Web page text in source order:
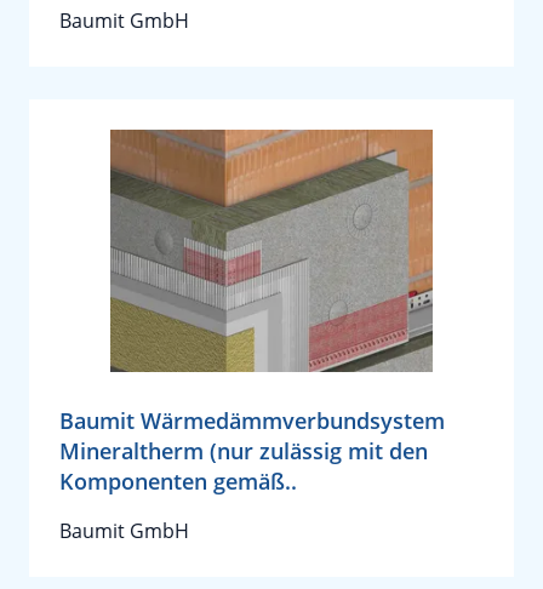
Baumit GmbH
Baumit Wärmedämmverbundsystem
Mineraltherm (nur zulässig mit den
Komponenten gemäß..
Baumit GmbH